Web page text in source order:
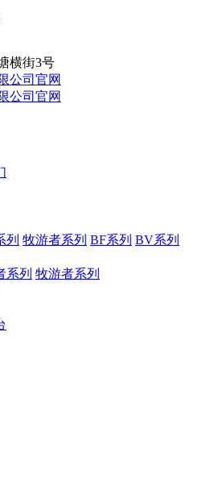
横街3号
列 牧游者系列 BF系列 BV系列
系列 牧游者系列